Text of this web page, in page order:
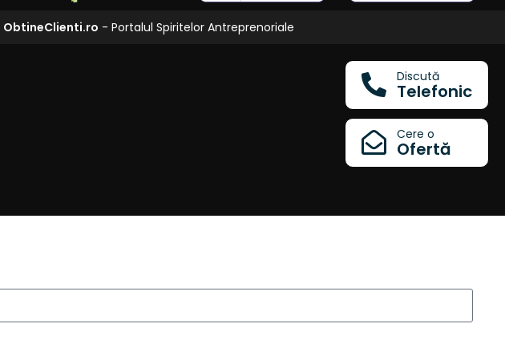
ObtineClienti.ro - Portalul Spiritelor Antreprenoriale
Discută
Telefonic
Cere o
Ofertă